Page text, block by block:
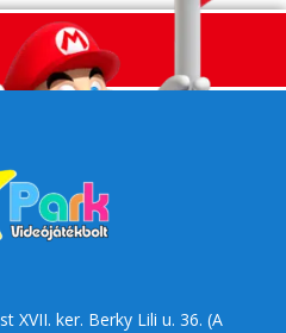
XVII. ker. Berky Lili u. 36. (A